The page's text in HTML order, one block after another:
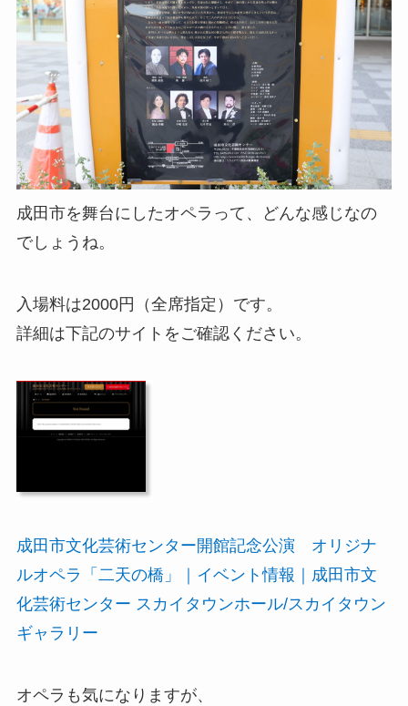
成田市を舞台にしたオペラって、どんな感じなの
でしょうね。
入場料は2000円（全席指定）です。
詳細は下記のサイトをご確認ください。
成田市文化芸術センター開館記念公演 オリジナ
ルオペラ「二天の橋」｜イベント情報｜成田市文
化芸術センター スカイタウンホール/スカイタウン
ギャラリー
オペラも気になりますが、